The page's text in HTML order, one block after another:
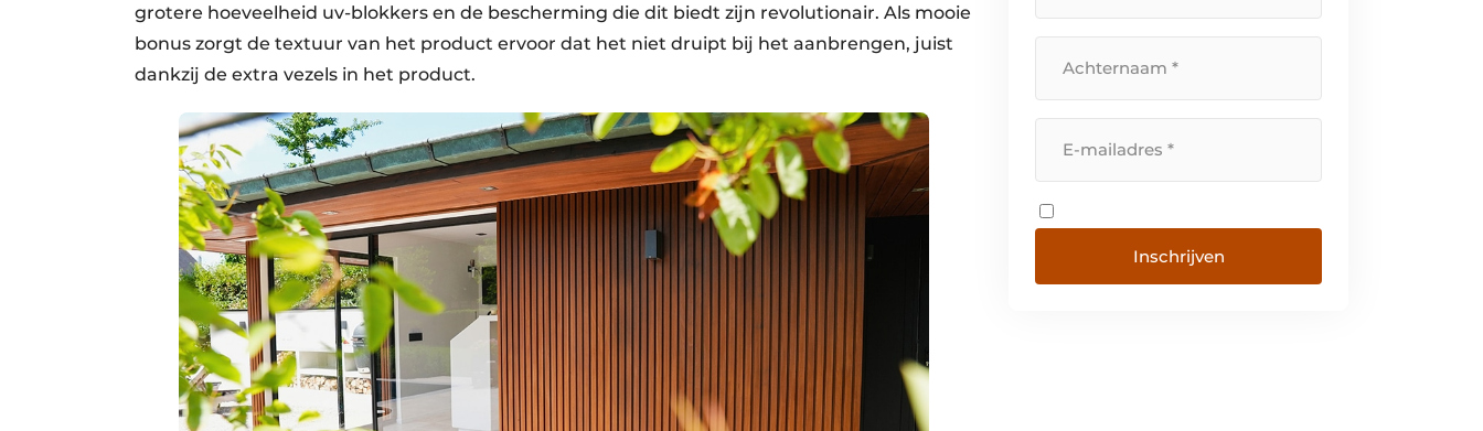
grotere hoeveelheid uv-blokkers en de bescherming die dit biedt zijn revolutionair. Als mooie
bonus zorgt de textuur van het product ervoor dat het niet druipt bij het aanbrengen, juist
dankzij de extra vezels in het product.
Inschrijven